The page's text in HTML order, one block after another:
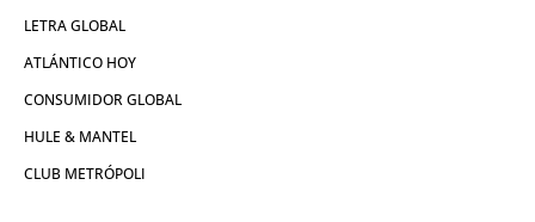
LETRA GLOBAL
ATLÁNTICO HOY
CONSUMIDOR GLOBAL
HULE & MANTEL
CLUB METRÓPOLI